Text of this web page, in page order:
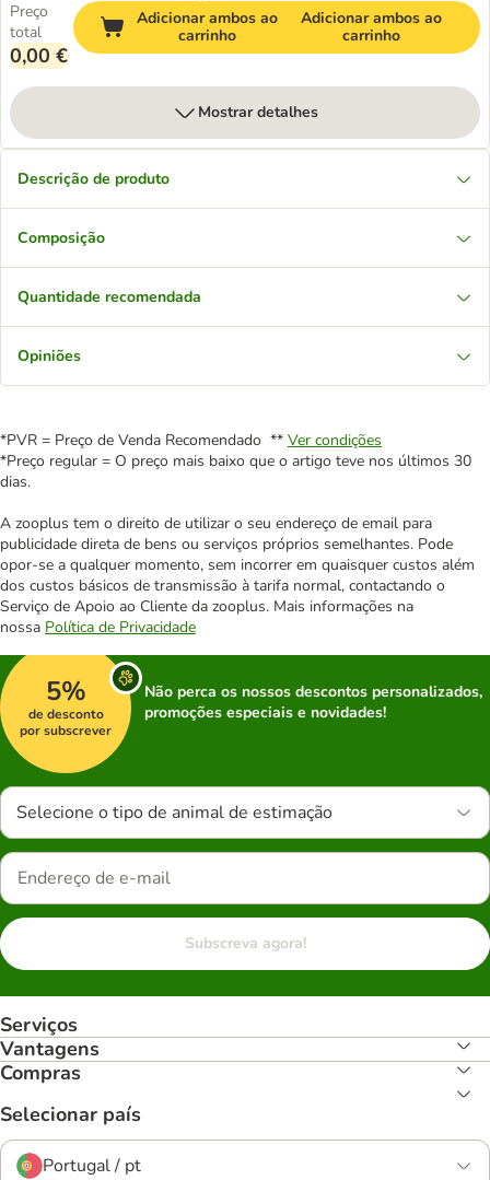
Preço
total
0,00 €
Adicionar ambos ao
carrinho
Adicionar ambos ao
carrinho
Mostrar detalhes
Descrição de produto
Composição
Quantidade recomendada
Opiniões
*PVR = Preço de Venda Recomendado ** Ver condições
*Preço regular = O preço mais baixo que o artigo teve nos últimos 30
dias.
A zooplus tem o direito de utilizar o seu endereço de email para
publicidade direta de bens ou serviços próprios semelhantes. Pode
opor-se a qualquer momento, sem incorrer em quaisquer custos além
dos custos básicos de transmissão à tarifa normal, contactando o
Serviço de Apoio ao Cliente da zooplus. Mais informações na
nossa Política de Privacidade
5%
de desconto
por subscrever
Não perca os nossos descontos personalizados,
promoções especiais e novidades!
Selecione o tipo de animal de estimação
Subscreva agora!
Serviços
Vantagens
Compras
Selecionar país
Portugal / pt